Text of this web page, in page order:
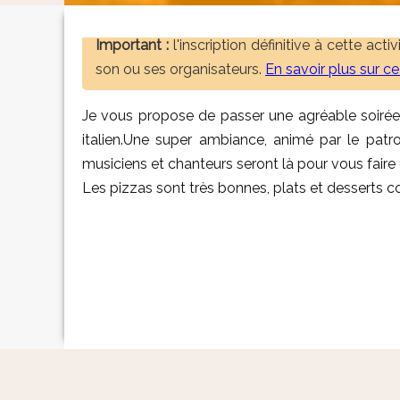
Important : l'inscription définitive à cette
son ou ses organisateurs. En savoir plus sur
Je vous propose de passer une agréable
italien.Une super ambiance, animé par le
musiciens et chanteurs seront là pour vous
Les pizzas sont très bonnes, plats et desserts